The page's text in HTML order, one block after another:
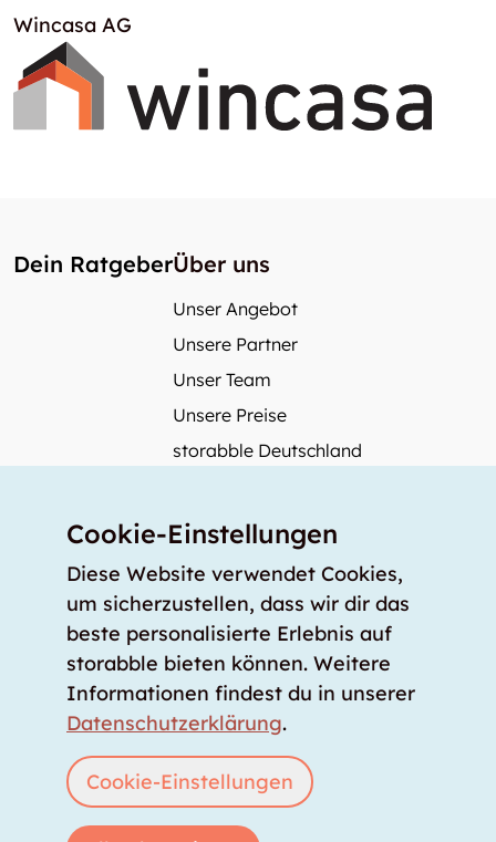
Wincasa AG
Dein RatgeberÜber uns
Unser Angebot
Unsere Partner
Unser Team
Unsere Preise
storabble Deutschland
Mehr über storabble
Medienbeiträge
Wie gross muss ein Lagerraum sein?
Was kostet ein Lagerraum?
Für Lageranbieter
Anmelden Lagerraum inserieren
Cookie-Einstellungen
Diese Website verwendet Cookies,
um sicherzustellen, dass wir dir das
beste personalisierte Erlebnis auf
storabble bieten können. Weitere
Informationen findest du in unserer
Datenschutzerklärung.
Cookie-Einstellungen